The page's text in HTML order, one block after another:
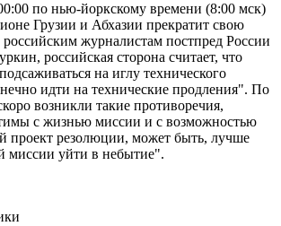
по нью-йоркскому времени (8:00 мск)
Грузии и Абхазии прекратит свою
российским журналистам постпред России
российская сторона считает, что
на иглу технического
идти на технические продления". По
возникли такие противоречия,
с жизнью миссии и с возможностью
проект резолюции, может быть, лучше
миссии уйти в небытие".